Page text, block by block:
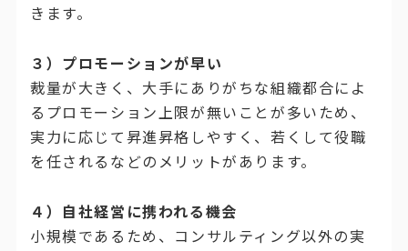
きます。
３）プロモーションが早い
裁量が大きく、大手にありがちな組織都合によ
るプロモーション上限が無いことが多いため、
実力に応じて昇進昇格しやすく、若くして役職
を任されるなどのメリットがあります。
４） 自社経営に携われる機会
小規模であるため、コンサルティング以外の実